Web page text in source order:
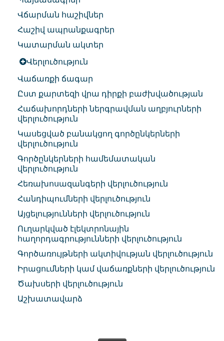
Վճարման հաշիվներ
Հաշիվ ապրանքագրեր
Կատարման ակտեր
Վերլուծություն
Վաճառքի ճագար
Ըստ քարտեզի վրա դիրքի բաժխվածության
Հաճախորդների ներգրավման աղբյուրների
վերլուծություն
Կասեցված բանակցող գործընկերների
վերլուծություն
Գործընկերների համեմատական
վերլուծություն
Հեռախոսազանգերի վերլուծություն
Հանդիպումների վերլուծություն
Այցելությունների վերլուծություն
Ուղարկված էլեկտրոնային
հաղորդագրությունների վերլուծություն
Գործառույթների ակտիվության վերլուծություն
Իրացումների կամ վաճառքների վերլուծություն
Ծախսերի վերլուծություն
Աշխատավարձ